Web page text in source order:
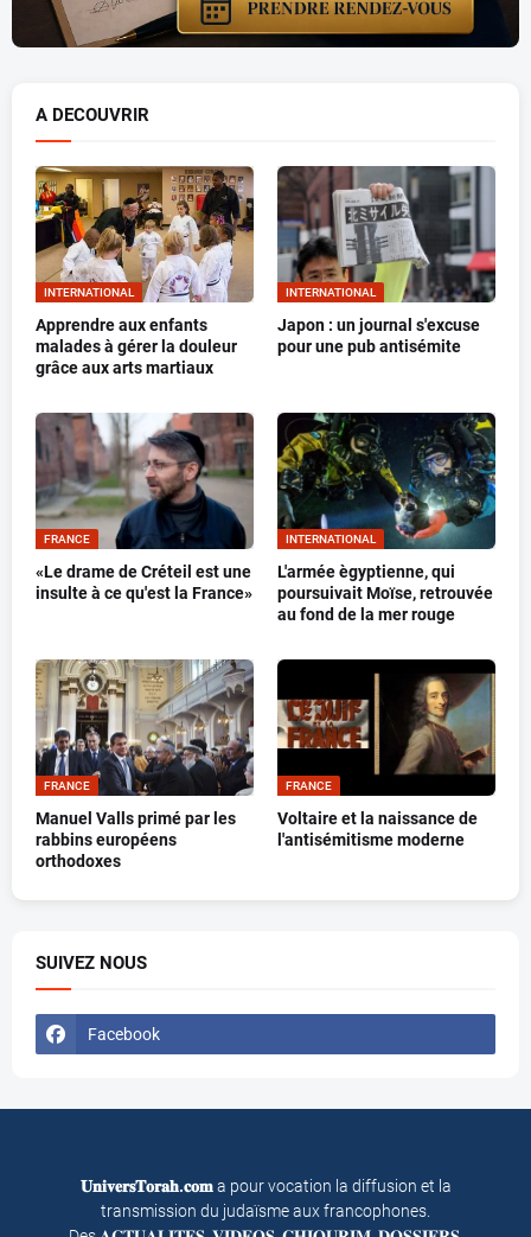
A DECOUVRIR
INTERNATIONAL
Apprendre aux enfants
malades à gérer la douleur
grâce aux arts martiaux
INTERNATIONAL
Japon : un journal s'excuse
pour une pub antisémite
FRANCE
«Le drame de Créteil est une
insulte à ce qu'est la France»
INTERNATIONAL
L'armée ègyptienne, qui
poursuivait Moïse, retrouvée
au fond de la mer rouge
FRANCE
Manuel Valls primé par les
rabbins européens
orthodoxes
FRANCE
Voltaire et la naissance de
l'antisémitisme moderne
SUIVEZ NOUS
Facebook
𝐔𝐧𝐢𝐯𝐞𝐫𝐬𝐓𝐨𝐫𝐚𝐡.𝐜𝐨𝐦a pour vocation la diffusion et la
transmission du judaïsme aux francophones.